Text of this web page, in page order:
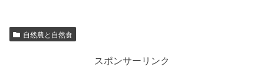
自然農と自然食
スポンサーリンク